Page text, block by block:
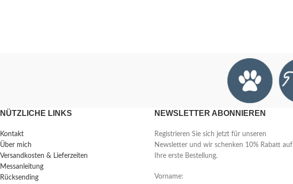
NÜTZLICHE LINKS
Kontakt
Über mich
Versandkosten & Lieferzeiten
Messanleitung
Rücksending
NEWSLETTER ABONNIEREN
Registrieren Sie sich jetzt für unseren
Newsletter und wir schenken 10% Rabatt auf
Ihre erste Bestellung.
Vorname: